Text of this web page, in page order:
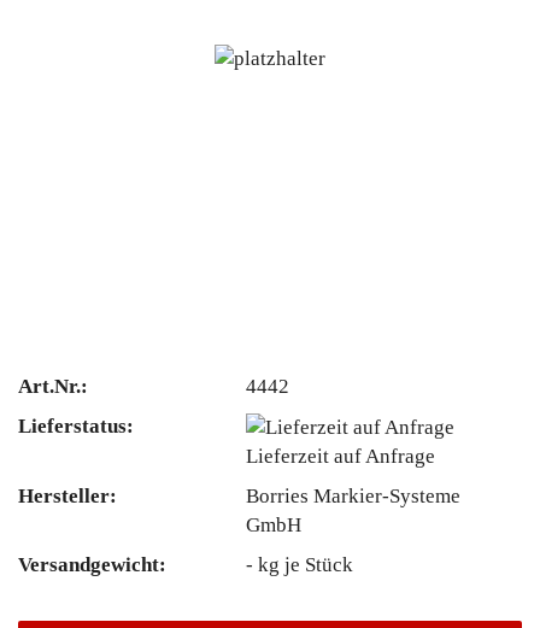
Art.Nr.:
4442
Lieferstatus:
Lieferzeit auf Anfrage
Hersteller:
Borries Markier-Systeme
GmbH
Versandgewicht:
- kg je Stück